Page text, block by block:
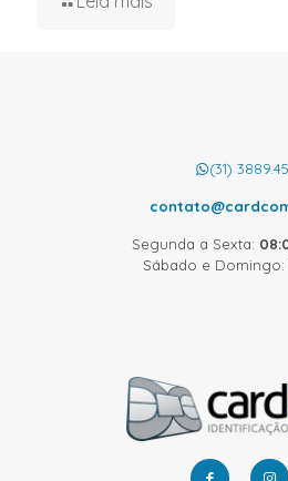
(31)
Segunda a Sexta:
Sábado e Domingo: